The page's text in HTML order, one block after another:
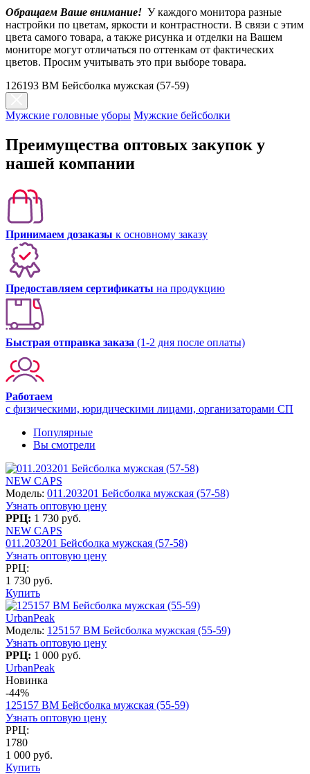
Обращаем Ваше внимание! У каждого монитора разные
настройки по цветам, яркости и контрастности. В связи с этим
цвета самого товара, а также рисунка и отделки на Вашем
мониторе могут отличаться по оттенкам от фактических
цветов. Просим учитывать это при выборе товара.
126193 BM Бейсболка мужская (57-59)
Мужские головные уборы Мужские бейсболки
Преимущества оптовых закупок у
нашей компании
Принимаем дозаказы к основному заказу
Предоставляем сертификаты на продукцию
Быстрая отправка заказа (1-2 дня после оплаты)
Работаем
с физическими, юридическими лицами, организаторами СП
Популярные
Вы смотрели
NEW CAPS
Модель: 011.203201 Бейсболка мужская (57-58)
Узнать оптовую цену
РРЦ: 1 730 руб.
NEW CAPS
011.203201 Бейсболка мужская (57-58)
Узнать оптовую цену
РРЦ:
1 730 руб.
Купить
UrbanPeak
Модель: 125157 BM Бейсболка мужская (55-59)
Узнать оптовую цену
РРЦ: 1 000 руб.
UrbanPeak
Новинка
-44%
125157 BM Бейсболка мужская (55-59)
Узнать оптовую цену
РРЦ:
1780
1 000 руб.
Купить